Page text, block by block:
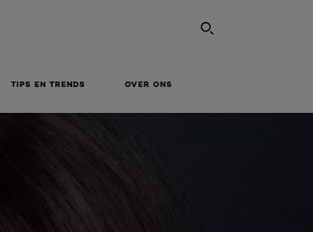
SEARCH
TIPS EN TRENDS OVER ONS